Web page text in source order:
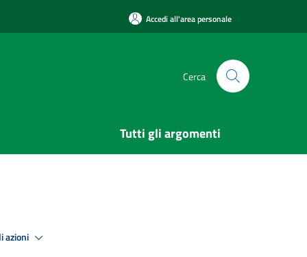
Accedi all'area personale
Cerca
Tutti gli argomenti
azioni